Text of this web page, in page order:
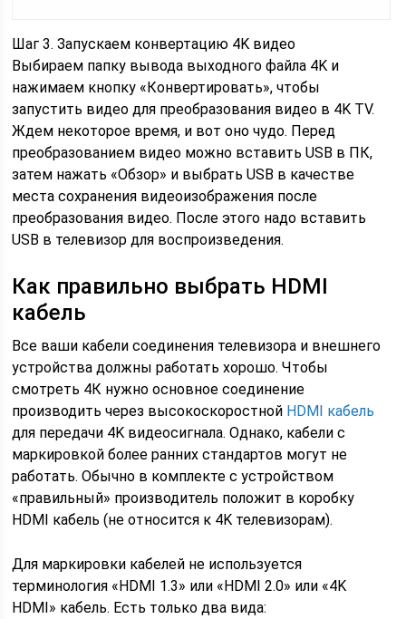
Шаг 3. Запускаем конвертацию 4K видео
Выбираем папку вывода выходного файла 4K и
нажимаем кнопку «Конвертировать», чтобы
запустить видео для преобразования видео в 4K TV.
Ждем некоторое время, и вот оно чудо. Перед
преобразованием видео можно вставить USB в ПК,
затем нажать «Обзор» и выбрать USB в качестве
места сохранения видеоизображения после
преобразования видео. После этого надо вставить
USB в телевизор для воспроизведения.
Как правильно выбрать HDMI
кабель
Все ваши кабели соединения телевизора и внешнего
устройства должны работать хорошо. Чтобы
смотреть 4К нужно основное соединение
производить через высокоскоростной HDMI кабель
для передачи 4K видеосигнала. Однако, кабели с
маркировкой более ранних стандартов могут не
работать. Обычно в комплекте с устройством
«правильный» производитель положит в коробку
HDMI кабель (не относится к 4K телевизорам).
Для маркировки кабелей не используется
терминология «HDMI 1.3» или «HDMI 2.0» или «4K
HDMI» кабель. Есть только два вида: